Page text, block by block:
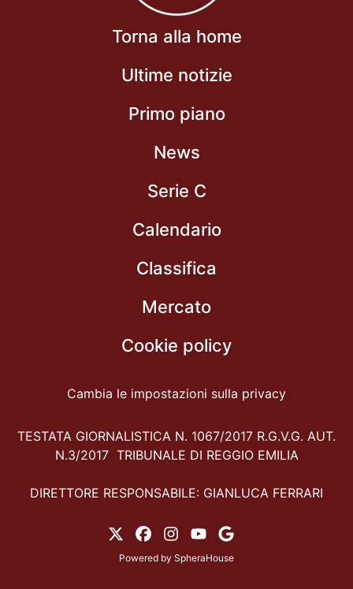
Torna alla home
Ultime notizie
Primo piano
News
Serie C
Calendario
Classifica
Mercato
Cookie policy
Cambia le impostazioni sulla privacy
TESTATA GIORNALISTICA N. 1067/2017 R.G.V.G. AUT.
N.3/2017 TRIBUNALE DI REGGIO EMILIA
DIRETTORE RESPONSABILE: GIANLUCA FERRARI
Powered by SpheraHouse